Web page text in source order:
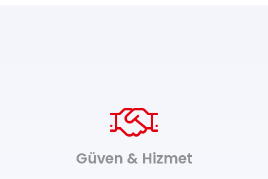
Güven & Hizmet